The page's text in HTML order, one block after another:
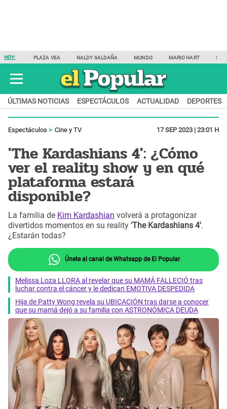
HOY: PLAZA VEA NALDY SALDAÑA MUNDO MARIO HART
ÚLTIMAS NOTICIAS ESPECTÁCULOS ACTUALIDAD DEPORTES
Espectáculos Cine y TV 17 SEP 2023 | 23:01 H
'The Kardashians 4': ¿Cómo
ver el reality show y en qué
plataforma estará
disponible?
La familia de Kim Kardashian volverá a protagonizar
divertidos momentos en su reality 'The Kardashians 4'.
¿Estarán todas?
Únete al canal de Whatsapp de El Popular
Melissa Loza LLORA al revelar que su MAMÁ FALLECIÓ tras
luchar contra el cáncer y le dedican EMOTIVA DESPEDIDA
Hija de Patty Wong revela su UBICACIÓN tras darse a conocer
que su mamá dejó a su familia con ASTRONÓMICA DEUDA